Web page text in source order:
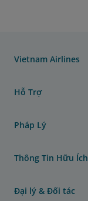
Vietnam Airlines
Hỗ Trợ
Pháp Lý
Thông Tin Hữu Ích
Đại lý & Đối tác